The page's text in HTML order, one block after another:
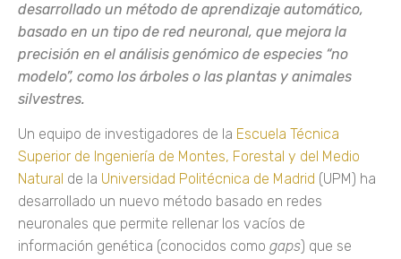
desarrollado un método de aprendizaje automático,
basado en un tipo de red neuronal, que mejora la
precisión en el análisis genómico de especies “no
modelo”, como los árboles o las plantas y animales
silvestres.
Un equipo de investigadores de la Escuela Técnica
Superior de Ingeniería de Montes, Forestal y del Medio
Natural de la Universidad Politécnica de Madrid (UPM) ha
desarrollado un nuevo método basado en redes
neuronales que permite rellenar los vacíos de
información genética (conocidos como gaps) que se